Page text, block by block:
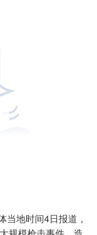
当地时间4日报道，